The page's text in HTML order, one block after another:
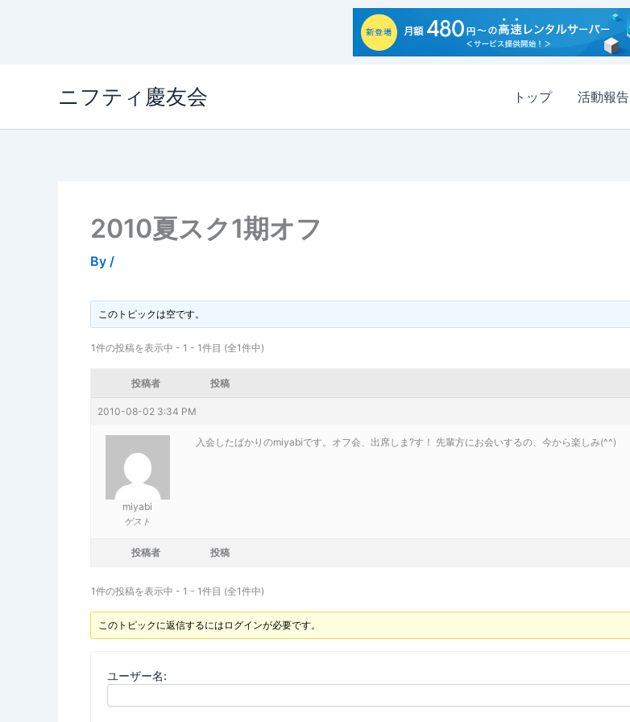
ニフティ慶友会 トップ 活動報告
2010夏スク1期オフ
By /
このトピックは空です。
1件の投稿を表示中 - 1 - 1件目 (全1件中)
投稿者 投稿
2010-08-02 3:34 PM
miyabi
ゲスト
入会したばかりのmiyabiです。オフ会、出席しま?す！ 先輩方にお会いするの、今から楽しみ(^^)
投稿者 投稿
1件の投稿を表示中 - 1 - 1件目 (全1件中)
このトピックに返信するにはログインが必要です。
ユーザー名: